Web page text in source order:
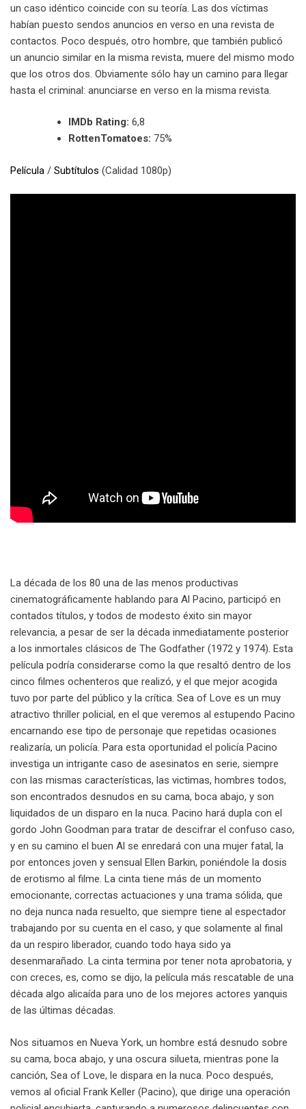
un caso idéntico coincide con su teoría. Las dos víctimas
habían puesto sendos anuncios en verso en una revista de
contactos. Poco después, otro hombre, que también publicó
un anuncio similar en la misma revista, muere del mismo modo
que los otros dos. Obviamente sólo hay un camino para llegar
hasta el criminal: anunciarse en verso en la misma revista.
IMDb Rating: 6,8
RottenTomatoes: 75%
Película / Subtítulos (Calidad 1080p)
La década de los 80 una de las menos productivas
cinematográficamente hablando para Al Pacino, participó en
contados títulos, y todos de modesto éxito sin mayor
relevancia, a pesar de ser la década inmediatamente posterior
a los inmortales clásicos de The Godfather (1972 y 1974). Esta
película podría considerarse como la que resaltó dentro de los
cinco filmes ochenteros que realizó, y el que mejor acogida
tuvo por parte del público y la crítica. Sea of Love es un muy
atractivo thriller policial, en el que veremos al estupendo Pacino
encarnando ese tipo de personaje que repetidas ocasiones
realizaría, un policía. Para esta oportunidad el policía Pacino
investiga un intrigante caso de asesinatos en serie, siempre
con las mismas características, las victimas, hombres todos,
son encontrados desnudos en su cama, boca abajo, y son
liquidados de un disparo en la nuca. Pacino hará dupla con el
gordo John Goodman para tratar de descifrar el confuso caso,
y en su camino el buen Al se enredará con una mujer fatal, la
por entonces joven y sensual Ellen Barkin, poniéndole la dosis
de erotismo al filme. La cinta tiene más de un momento
emocionante, correctas actuaciones y una trama sólida, que
no deja nunca nada resuelto, que siempre tiene al espectador
trabajando por su cuenta en el caso, y que solamente al final
da un respiro liberador, cuando todo haya sido ya
desenmarañado. La cinta termina por tener nota aprobatoria, y
con creces, es, como se dijo, la película más rescatable de una
década algo alicaída para uno de los mejores actores yanquis
de las últimas décadas.
Nos situamos en Nueva York, un hombre está desnudo sobre
su cama, boca abajo, y una oscura silueta, mientras pone la
canción, Sea of Love, le dispara en la nuca. Poco después,
vemos al oficial Frank Keller (Pacino), que dirige una operación